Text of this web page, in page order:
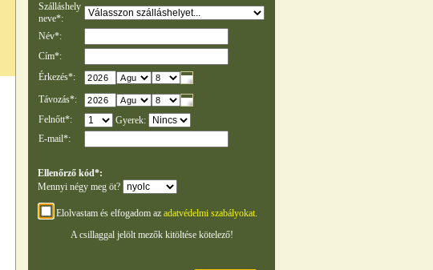
Szálláshely
neve*:
Név*:
Cím*:
Érkezés*:
Távozás*:
Felnőtt*:
Gyerek:
E-mail*:
Ellenőrző kód*:
Mennyi négy meg öt?
Elolvastam és elfogadom az adatvédelmi szabályokat.
A csillaggal jelölt mezők kitöltése kötelező!